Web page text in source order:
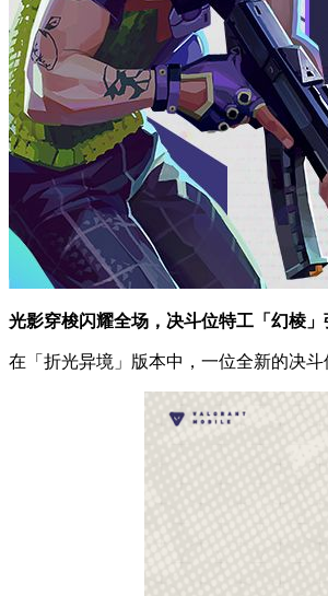
光影穿梭闪耀全场，决斗位特工「幻棱」
在「折光异境」版本中，一位全新的决